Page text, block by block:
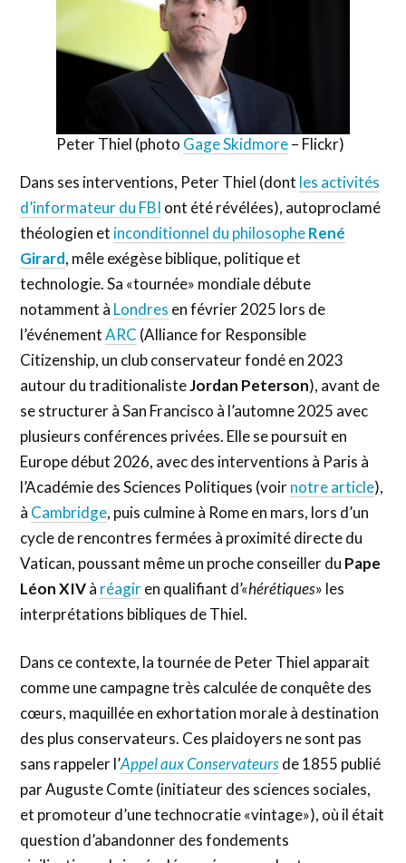
Peter Thiel (photo Gage Skidmore– Flickr)
Dans ses interventions, Peter Thiel (dont les activités
d’informateur du FBI ont été révélées), autoproclamé
théologien et inconditionnel du philosopheRené
Girard, mêle exégèse biblique, politique et
technologie. Sa «tournée» mondiale débute
notamment à Londres en février 2025 lors de
l’événementARC (Alliance for Responsible
Citizenship, un club conservateur fondé en 2023
autour du traditionalisteJordan Peterson), avant de
se structurer à San Francisco à l’automne 2025 avec
plusieurs conférences privées. Elle se poursuit en
Europe début 2026, avec des interventions à Paris à
l’Académie des Sciences Politiques (voirnotre article),
à Cambridge, puis culmine à Rome en mars, lors d’un
cycle de rencontres fermées à proximité directe du
Vatican, poussant même un proche conseiller du Pape
Léon XIVà réagiren qualifiant d’«hérétiques» les
interprétations bibliques de Thiel.
Dans ce contexte, la tournée de Peter Thiel apparait
comme une campagne très calculée de conquête des
cœurs, maquillée en exhortation morale à destination
des plus conservateurs. Ces plaidoyers ne sont pas
sans rappeler l’Appel aux Conservateursde 1855 publié
par Auguste Comte (initiateur des sciences sociales,
et promoteur d’une technocratie «vintage»), où il était
question d’abandonner des fondements